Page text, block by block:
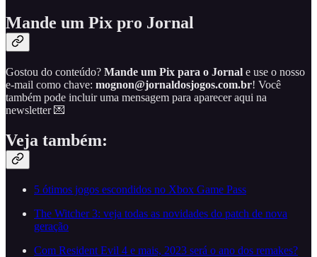
Mande um Pix pro Jornal
Gostou do conteúdo? Mande um Pix para o Jornal e use o nosso
e-mail como chave: mognon@jornaldosjogos.com.br! Você
também pode incluir uma mensagem para aparecer aqui na
newsletter 💌
Veja também:
5 ótimos jogos escondidos no Xbox Game Pass
The Witcher 3: veja todas as novidades do patch de nova
geração
Com Resident Evil 4 e mais, 2023 será o ano dos remakes?